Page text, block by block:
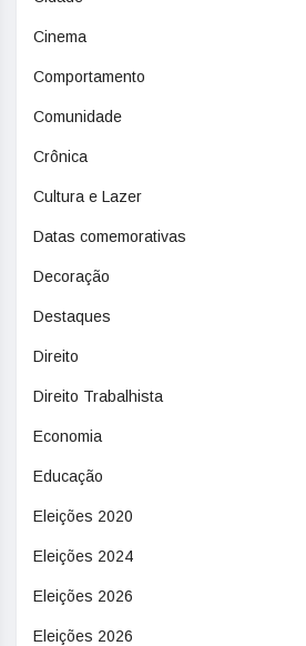
Cinema
Comportamento
Comunidade
Crônica
Cultura e Lazer
Datas comemorativas
Decoração
Destaques
Direito
Direito Trabalhista
Economia
Educação
Eleições 2020
Eleições 2024
Eleições 2026
Eleições 2026